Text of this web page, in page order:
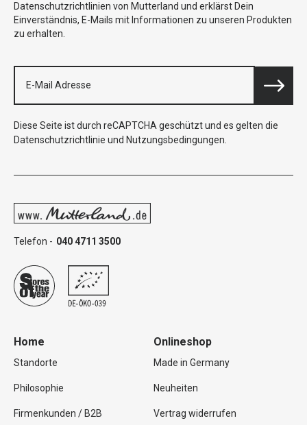
Datenschutzrichtlinien von Mutterland und erklärst Dein
Einverständnis, E-Mails mit Informationen zu unseren Produkten
zu erhalten.
Diese Seite ist durch reCAPTCHA geschützt und es gelten die
Datenschutzrichtlinie und Nutzungsbedingungen
Telefon - 040 4711 3500
Home
Standorte
Philosophie
Firmenkunden / B2B
Onlineshop
Made in Germany
Neuheiten
Vertrag widerrufen